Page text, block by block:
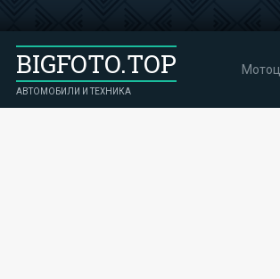
BIGFOTO.TOP
АВТОМОБИЛИ И ТЕХНИКА